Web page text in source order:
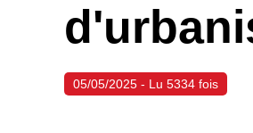
05/05/2025 - Lu 5334 fois